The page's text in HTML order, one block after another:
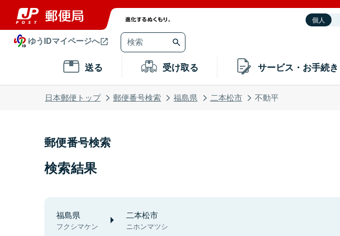
個人
ゆうIDマイページへ
送る 受け取る サービス・お手続き
日本郵便トップ 郵便番号検索 福島県 二本松市 不動平
郵便番号検索
検索結果
福島県
フクシマケン
二本松市
ニホンマツシ